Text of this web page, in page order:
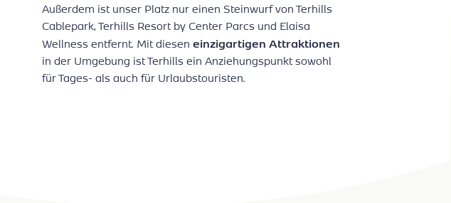
Außerdem ist unser Platz nur einen Steinwurf von Terhills
Cablepark, Terhills Resort by Center Parcs und Elaisa
Wellness entfernt. Mit dieseneinzigartigen Attraktionen
in der Umgebung ist Terhills ein Anziehungspunkt sowohl
für Tages- als auch für Urlaubstouristen.